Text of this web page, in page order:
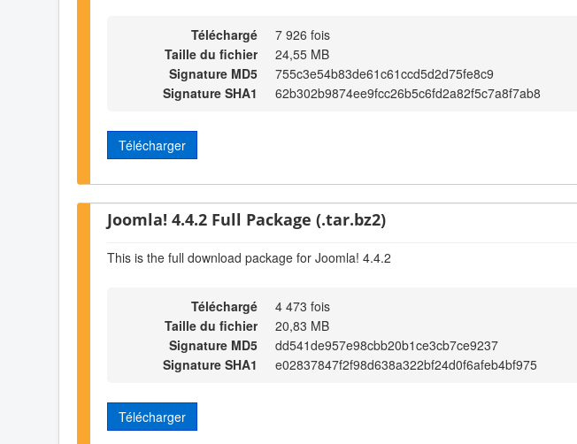
Téléchargé
7 926 fois
Taille du fichier
24,55 MB
Signature MD5
755c3e54b83de61c61ccd5d2d75fe8c9
Signature SHA1
62b302b9874ee9fcc26b5c6fd2a82f5c7a8f7ab8
Télécharger
Joomla! 4.4.2 Full Package (.tar.bz2)
This is the full download package for Joomla! 4.4.2
Téléchargé
4 473 fois
Taille du fichier
20,83 MB
Signature MD5
dd541de957e98cbb20b1ce3cb7ce9237
Signature SHA1
e02837847f2f98d638a322bf24d0f6afeb4bf975
Télécharger